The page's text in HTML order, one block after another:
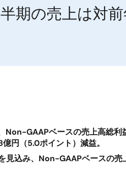
期の売上は対
Non-GAAPベースの売上高総
円（5.0ポイント）減益。
見込み、Non-GAAPベースの売